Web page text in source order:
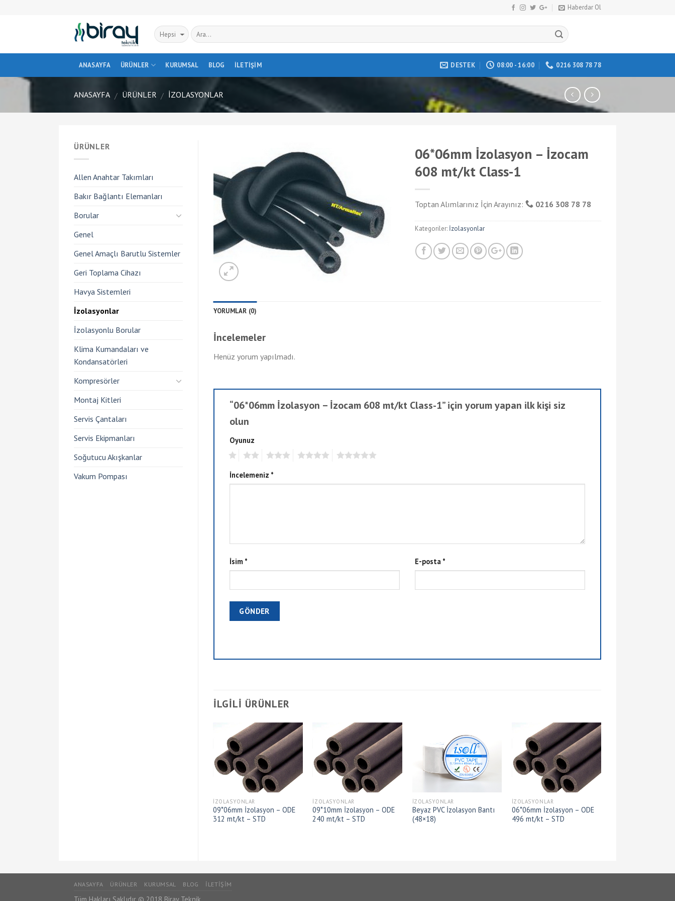
Haberdar Ol
ANASAYFA ÜRÜNLER KURUMSAL BLOG İLETIŞIM DESTEK 08:00 - 16:00 0216 308 78 78
ANASAYFA / ÜRÜNLER / İZOLASYONLAR
06*06mm İzolasyon – İzocam
608 mt/kt Class-1
Toptan Alımlarınız İçin Arayınız: 0216 308 78 78
Kategoriler: İzolasyonlar
YORUMLAR (0)
İncelemeler
Henüz yorum yapılmadı.
“06*06mm İzolasyon – İzocam 608 mt/kt Class-1” için yorum yapan ilk kişi siz
olun
Oyunuz
İncelemeniz *
İsim * E-posta *
İLGILI ÜRÜNLER
İZOLASYONLAR
09*06mm İzolasyon – ODE
312 mt/kt – STD
İZOLASYONLAR
09*10mm İzolasyon – ODE
240 mt/kt – STD
İZOLASYONLAR
Beyaz PVC İzolasyon Bantı
(48×18)
İZOLASYONLAR
06*06mm İzolasyon – ODE
496 mt/kt – STD
ÜRÜNLER
Allen Anahtar Takımları
Bakır Bağlantı Elemanları
Borular
Genel
Genel Amaçlı Barutlu Sistemler
Geri Toplama Cihazı
Havya Sistemleri
İzolasyonlar
İzolasyonlu Borular
Klima Kumandaları ve
Kondansatörleri
Kompresörler
Montaj Kitleri
Servis Çantaları
Servis Ekipmanları
Soğutucu Akışkanlar
Vakum Pompası
ANASAYFA ÜRÜNLER KURUMSAL BLOG İLETIŞIM
Tüm Hakları Saklıdır © 2018 Biray Teknik